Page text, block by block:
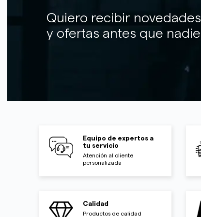
Quiero recibir novedades
y ofertas antes que nadie
Equipo de expertos a
tu servicio
Atención al cliente
personalizada
Calidad
Productos de calidad